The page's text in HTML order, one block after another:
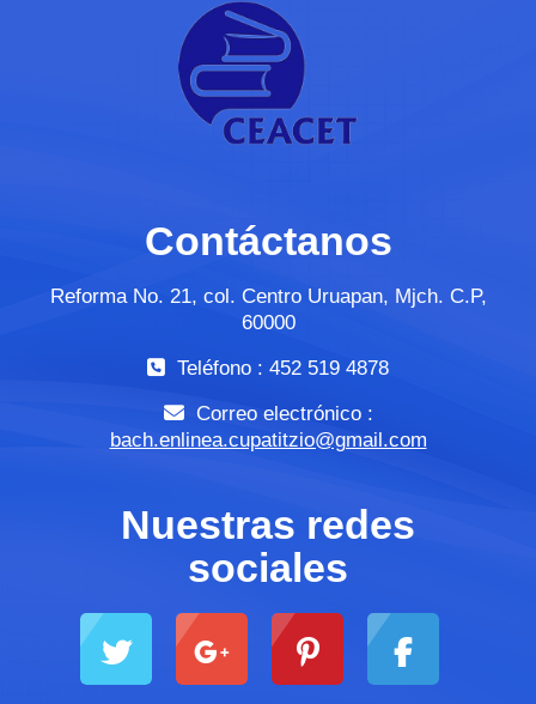
Contáctanos
Reforma No. 21, col. Centro Uruapan, Mjch. C.P,
60000
Teléfono : 452 519 4878
Correo electrónico :
bach.enlinea.cupatitzio@gmail.com
Nuestras redes
sociales